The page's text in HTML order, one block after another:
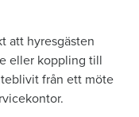
att hyresgästen
eller koppling till
från ett möte